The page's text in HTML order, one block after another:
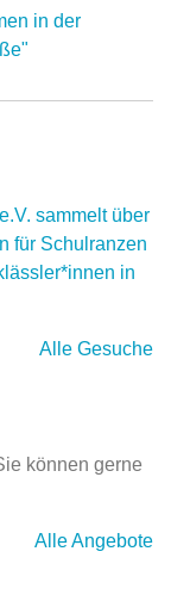
in der
sammelt über
für Schulranzen
in
Alle Gesuche
können gerne
Alle Angebote